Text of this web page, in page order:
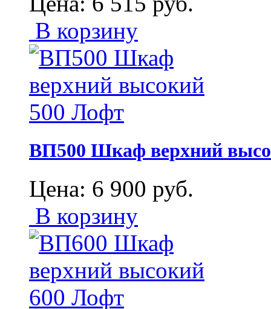
В корзину
ВП500 Шкаф верхний
Цена: 6 900 руб.
В корзину